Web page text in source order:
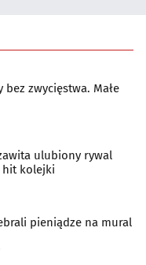
zwycięstwa. Małe
ulubiony rywal
hit kolejki
pieniądze na mural